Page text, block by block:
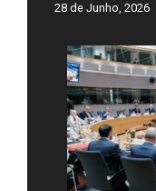
28 de Junho, 2026